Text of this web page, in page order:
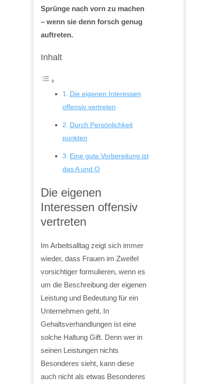
Sprünge nach vorn zu machen
– wenn sie denn forsch genug
auftreten.
Inhalt
Die eigenen Interessen
offensiv vertreten
Durch Persönlichkeit
punkten
Eine gute Vorbereitung ist
das A und O
Die eigenen
Interessen offensiv
vertreten
Im Arbeitsalltag zeigt sich immer
wieder, dass Frauen im Zweifel
vorsichtiger formulieren, wenn es
um die Beschreibung der eigenen
Leistung und Bedeutung für ein
Unternehmen geht. In
Gehaltsverhandlungen ist eine
solche Haltung Gift. Denn wer in
seinen Leistungen nichts
Besonderes sieht, kann diese
auch nicht als etwas Besonderes